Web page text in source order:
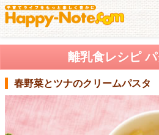
離乳食レシピ
春野菜とツナのクリームパスタ